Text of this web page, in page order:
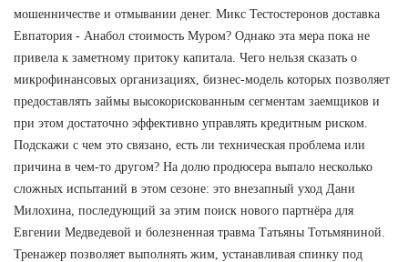
мошенничестве и отмывании денег. Микс Тестостеронов доставка
Евпатория - Анабол стоимость Муром? Однако эта мера пока не
привела к заметному притоку капитала. Чего нельзя сказать о
микрофинансовых организациях, бизнес-модель которых позволяет
предоставлять займы высокорискованным сегментам заемщиков и
при этом достаточно эффективно управлять кредитным риском.
Подскажи с чем это связано, есть ли техническая проблема или
причина в чем-то другом? На долю продюсера выпало несколько
сложных испытаний в этом сезоне: это внезапный уход Дани
Милохина, последующий за этим поиск нового партнёра для
Евгении Медведевой и болезненная травма Татьяны Тотьмяниной.
Тренажер позволяет выполнять жим, устанавливая спинку под